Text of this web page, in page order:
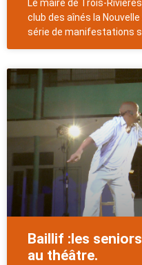
Le maire de Trois-
club des aînés la
série de manifestations
Baillif :les
au théâtre.